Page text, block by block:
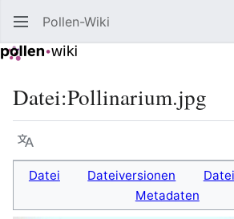
Pollen-Wiki
Datei:Pollinarium.jpg
Sprache
Datei Dateiversionen
Metadaten